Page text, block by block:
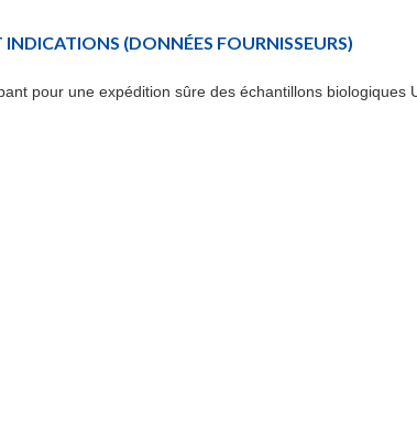
INDICATIONS (DONNÉES FOURNISSEURS)
pour une expédition sûre des échantillons biologiques